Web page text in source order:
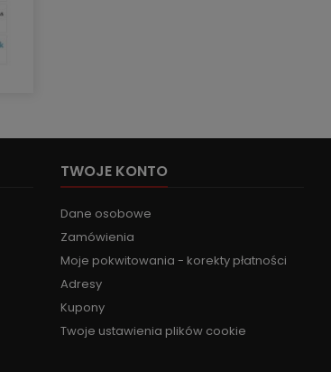
TWOJE KONTO
Dane osobowe
Zamówienia
Moje pokwitowania - korekty płatności
Adresy
Kupony
Twoje ustawienia plików cookie